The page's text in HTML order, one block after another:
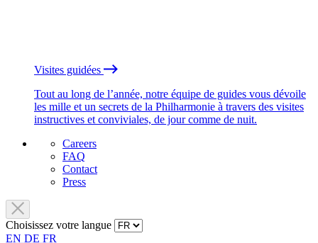
Visites guidées
Tout au long de l’année, notre équipe de guides vous dévoile
les mille et un secrets de la Philharmonie à travers des visites
instructives et conviviales, de jour comme de nuit.
Careers
FAQ
Contact
Press
Choisissez votre langue
EN DE FR